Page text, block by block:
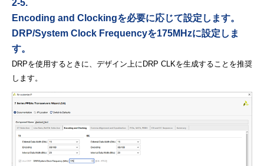
2-5.
Encoding and Clockingを必要に応じて設定します。
DRP/System Clock Frequencyを175MHzに設定しま
す。
DRPを使用するときに、デザイン上にDRP CLKを生成することを推奨
します。